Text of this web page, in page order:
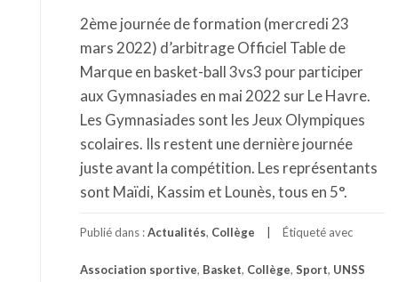
2ème journée de formation (mercredi 23
mars 2022) d’arbitrage Officiel Table de
Marque en basket-ball 3vs3 pour participer
aux Gymnasiades en mai 2022 sur Le Havre.
Les Gymnasiades sont les Jeux Olympiques
scolaires. Ils restent une dernière journée
juste avant la compétition. Les représentants
sont Maïdi, Kassim et Lounès, tous en 5°.
Publié dans :Actualités, Collège Étiqueté avec
Association sportive, Basket, Collège, Sport, UNSS